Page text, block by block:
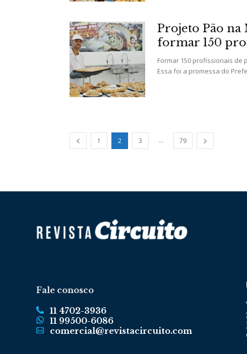
Projeto Pão na
formar 150
Formar 150 profissionais de
Essa foi a promessa do
1 2 3 ... 79
Fale conosco
11 4702-3936
11 99500-6086
comercial@revistacircuito.com